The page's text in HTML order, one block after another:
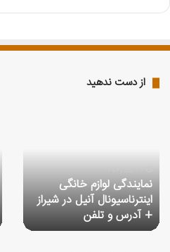
از دست ندهید
شیراز
+
آدرس
و
1404/05/19
نمایندگی لوازم خانگی آردزیا
در شیراز + آدرس و تلفن